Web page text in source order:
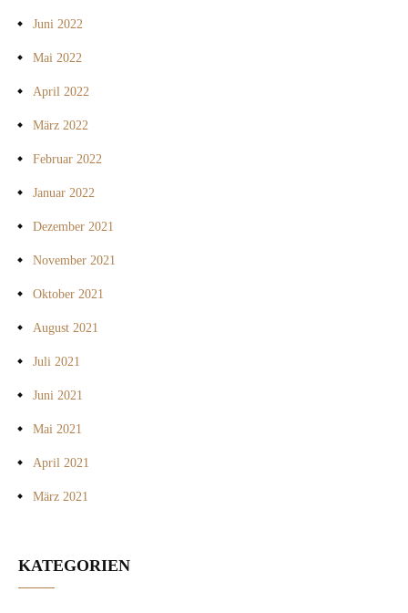
Juni 2022
Mai 2022
April 2022
März 2022
Februar 2022
Januar 2022
Dezember 2021
November 2021
Oktober 2021
August 2021
Juli 2021
Juni 2021
Mai 2021
April 2021
März 2021
KATEGORIEN